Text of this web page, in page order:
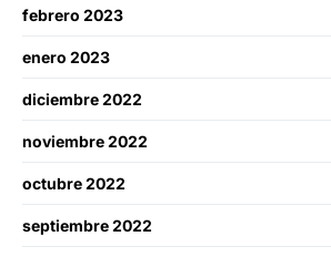
febrero 2023
enero 2023
diciembre 2022
noviembre 2022
octubre 2022
septiembre 2022